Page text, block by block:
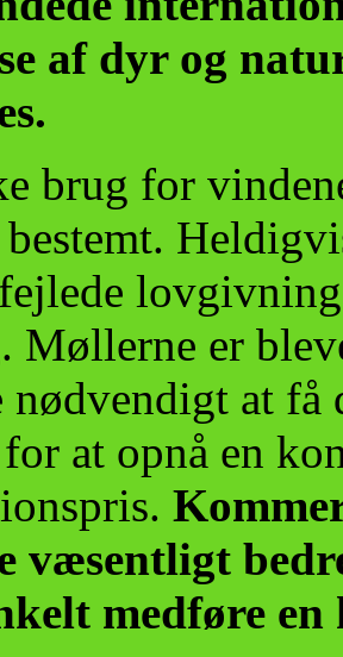
af dyr og
brug for
Møllerne er
nødvendigt at få
at opnå en
væsentligt
medføre